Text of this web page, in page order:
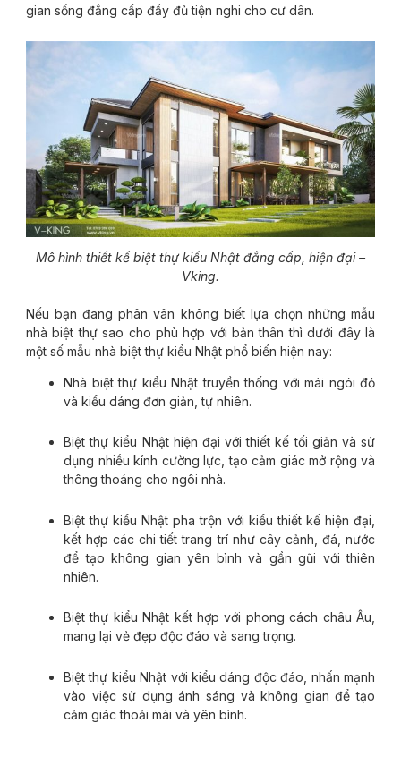
gian sống đẳng cấp đầy đủ tiện nghi cho cư dân.
Mô hình thiết kế biệt thự kiểu Nhật đẳng cấp, hiện đại –
Vking.
Nếu bạn đang phân vân không biết lựa chọn những mẫu
nhà biệt thự sao cho phù hợp với bản thân thì dưới đây là
một số mẫu nhà biệt thự kiểu Nhật phổ biến hiện nay:
Nhà biệt thự kiểu Nhật truyền thống với mái ngói đỏ
và kiểu dáng đơn giản, tự nhiên.
Biệt thự kiểu Nhật hiện đại với thiết kế tối giản và sử
dụng nhiều kính cường lực, tạo cảm giác mở rộng và
thông thoáng cho ngôi nhà.
Biệt thự kiểu Nhật pha trộn với kiểu thiết kế hiện đại,
kết hợp các chi tiết trang trí như cây cảnh, đá, nước
để tạo không gian yên bình và gần gũi với thiên
nhiên.
Biệt thự kiểu Nhật kết hợp với phong cách châu Âu,
mang lại vẻ đẹp độc đáo và sang trọng.
Biệt thự kiểu Nhật với kiểu dáng độc đáo, nhấn mạnh
vào việc sử dụng ánh sáng và không gian để tạo
cảm giác thoải mái và yên bình.